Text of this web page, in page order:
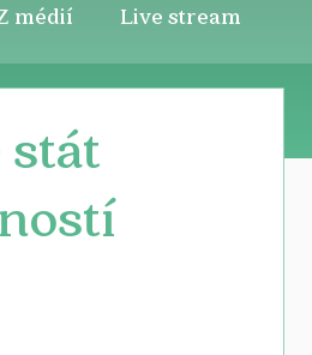
médií Live stream
stát